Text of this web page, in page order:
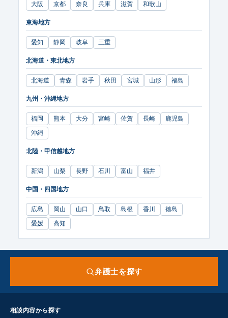
大阪 京都 奈良 兵庫 滋賀 和歌山
東海地方
愛知 静岡 岐阜 三重
北海道・東北地方
北海道 青森 岩手 秋田 宮城 山形 福島
九州・沖縄地方
福岡 熊本 大分 宮崎 佐賀 長崎
鹿児島
沖縄
北陸・甲信越地方
新潟 山梨 長野 石川 富山 福井
中国・四国地方
広島 岡山 山口 鳥取 島根 香川
徳島
愛媛
高知
弁護士を探す
相談内容から探す